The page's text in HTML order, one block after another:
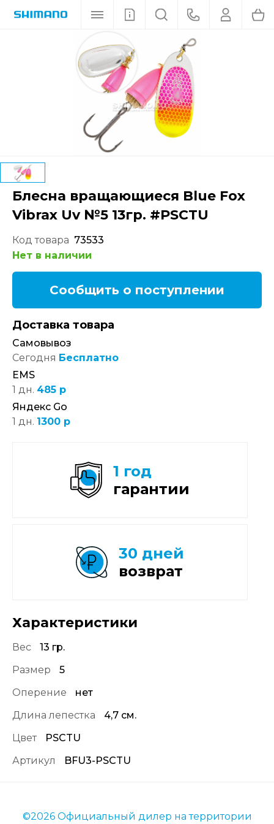
Блесна вращающиеся Blue Fox
Vibrax Uv №5 13гр. #PSCTU
Код товара 73533
Нет в наличии
Сообщить о поступлении
Доставка товара
Самовывоз
Сегодня Бесплатно
EMS
1 дн. 485 р
Яндекс Go
1 дн. 1300 р
Характеристики
Вес
13 гр.
Размер
5
Оперение
нет
Длина лепестка
4,7 см.
Цвет
PSCTU
Артикул
BFU3-PSCTU
1 год
гарантии
30 дней
возврат
©2026 Официальный дилер на территории